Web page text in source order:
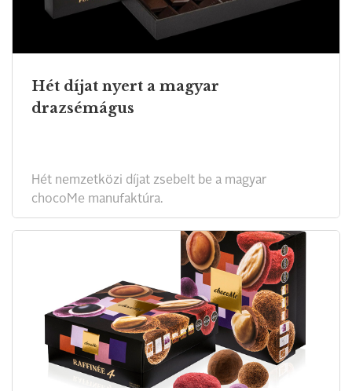
Hét díjat nyert a magyar
drazsémágus
Hét nemzetközi díjat zsebelt be a magyar
chocoMe manufaktúra.